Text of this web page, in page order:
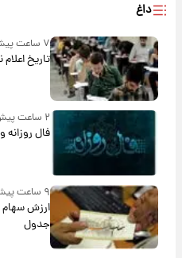
داغ
۷ ساعت پیش
تاریخ
۲ ساعت پیش
فال روزانه واقعی
۹ ساعت پیش
جدول